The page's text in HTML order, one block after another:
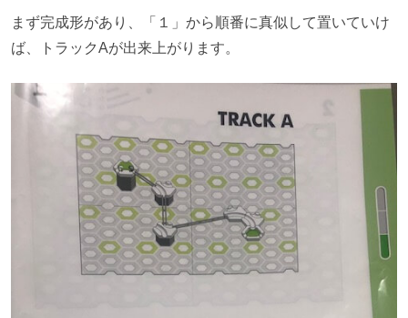
まず完成形があり、「１」から順番に真似して置いていけ
ば、トラックAが出来上がります。